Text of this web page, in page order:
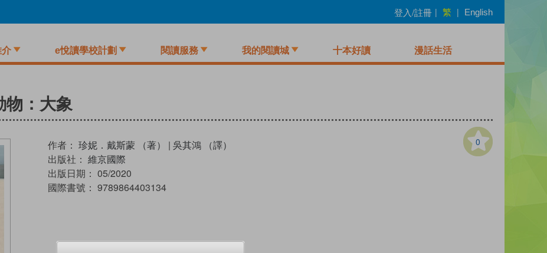
登入/註冊 | 繁 | English
介 e悅讀學校計劃 閱讀服務 我的閱讀城 十本好讀 漫話生活
物：大象
0
作者： 珍妮．戴斯蒙 （著） | 吳其鴻 （譯）
出版社： 維京國際
出版日期： 05/2020
國際書號： 9789864403134